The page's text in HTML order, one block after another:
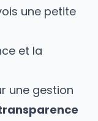
une petite
et la
une gestion